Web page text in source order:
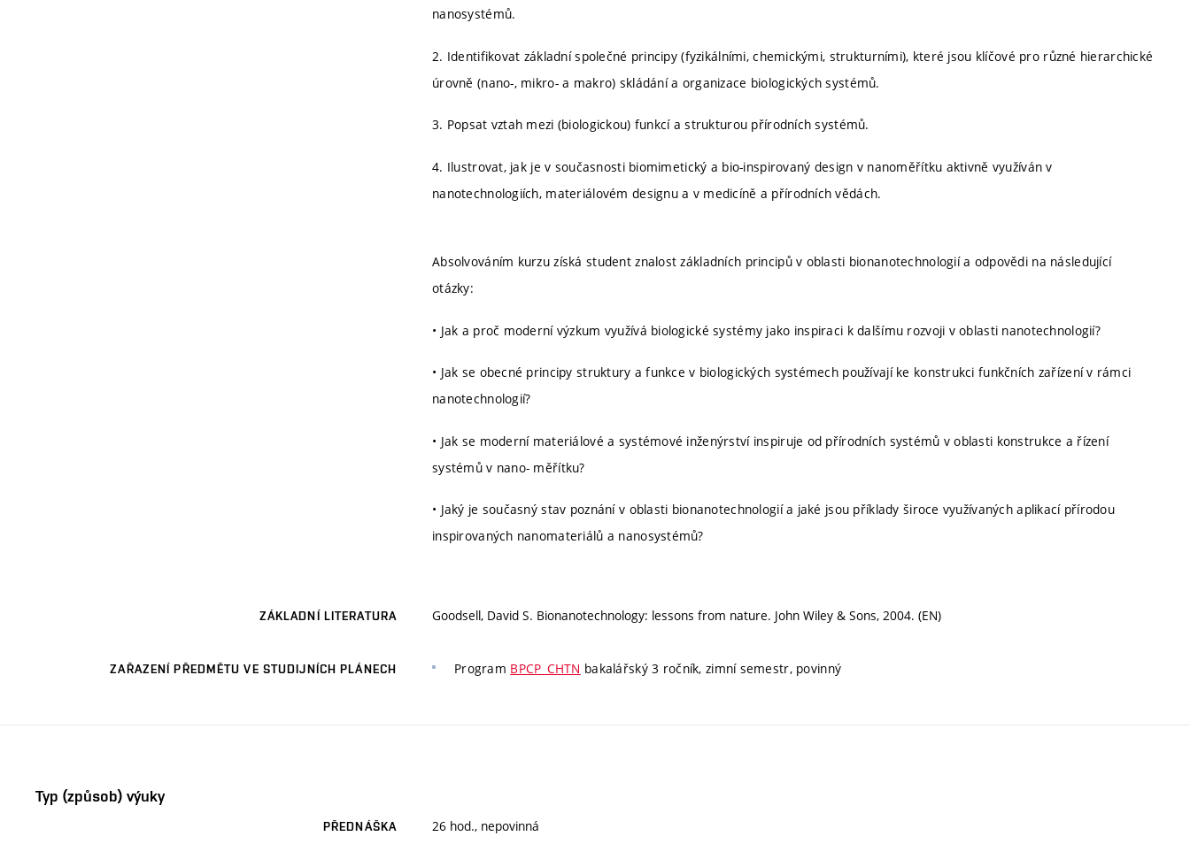
nanosystémů.
2. Identifikovat základní společné principy (fyzikálními, chemickými, strukturními), které jsou klíčové pro různé hierarchické
úrovně (nano-, mikro- a makro) skládání a organizace biologických systémů.
3. Popsat vztah mezi (biologickou) funkcí a strukturou přírodních systémů.
4. Ilustrovat, jak je v současnosti biomimetický a bio-inspirovaný design v nanoměřítku aktivně využíván v
nanotechnologiích, materiálovém designu a v medicíně a přírodních vědách.
Absolvováním kurzu získá student znalost základních principů v oblasti bionanotechnologií a odpovědi na následující
otázky:
• Jak a proč moderní výzkum využívá biologické systémy jako inspiraci k dalšímu rozvoji v oblasti nanotechnologií?
• Jak se obecné principy struktury a funkce v biologických systémech používají ke konstrukci funkčních zařízení v rámci
nanotechnologií?
• Jak se moderní materiálové a systémové inženýrství inspiruje od přírodních systémů v oblasti konstrukce a řízení
systémů v nano- měřítku?
• Jaký je současný stav poznání v oblasti bionanotechnologií a jaké jsou příklady široce využívaných aplikací přírodou
inspirovaných nanomateriálů a nanosystémů?
ZÁKLADNÍ LITERATURA Goodsell, David S. Bionanotechnology: lessons from nature. John Wiley & Sons, 2004. (EN)
ZAŘAZENÍ PŘEDMĚTU VE STUDIJNÍCH PLÁNECH Program BPCP_CHTN bakalářský 3 ročník, zimní semestr, povinný
Typ (způsob) výuky
PŘEDNÁŠKA 26 hod., nepovinná